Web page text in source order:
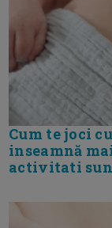
Cum te joci
inseamnă
activitati